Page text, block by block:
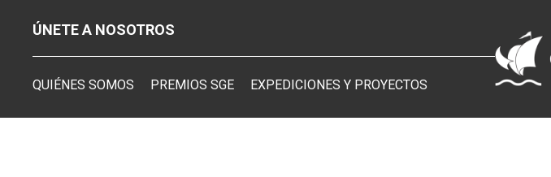
ÚNETE A NOSOTROS
QUIÉNES SOMOS PREMIOS SGE EXPEDICIONES Y PROYECTOS